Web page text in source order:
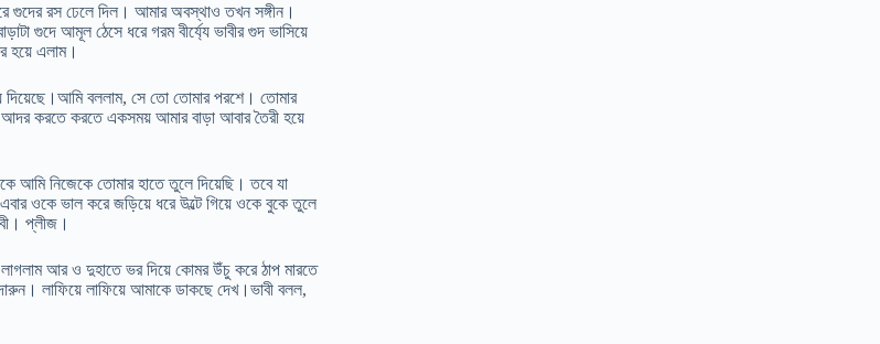
গুদের রস ঢেলে দিল। আমার অবস্থাও তখন সঙ্গীন।
গুদে আমূল ঠেসে ধরে গরম বীর্য্যে ভাবীর গুদ ভাসিয়ে
হয়ে এলাম।
দিয়েছে।আমি বললাম, সে তো তোমার পরশে। তোমার
আদর করতে করতে একসময় আমার বাড়া আবার তৈরী হয়ে
আমি নিজেকে তোমার হাতে তুলে দিয়েছি। তবে যা
ওকে ভাল করে জড়িয়ে ধরে উল্টে গিয়ে ওকে বুকে তুলে
প্লীজ।
আর ও দুহাতে ভর দিয়ে কোমর উঁচু করে ঠাপ মারতে
লাফিয়ে লাফিয়ে আমাকে ডাকছে দেখ।ভাবী বলল,